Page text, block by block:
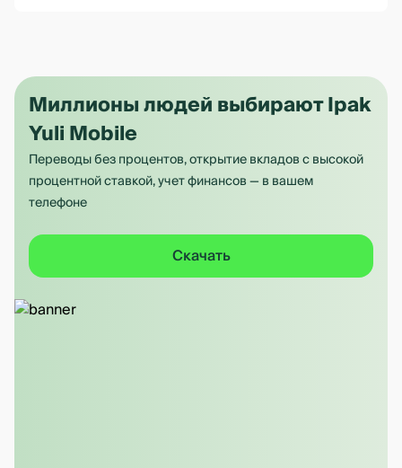
Миллионы людей выбирают Ipak
Yuli Mobile
Переводы без процентов, открытие вкладов с высокой
процентной ставкой, учет финансов — в вашем
телефоне
Скачать